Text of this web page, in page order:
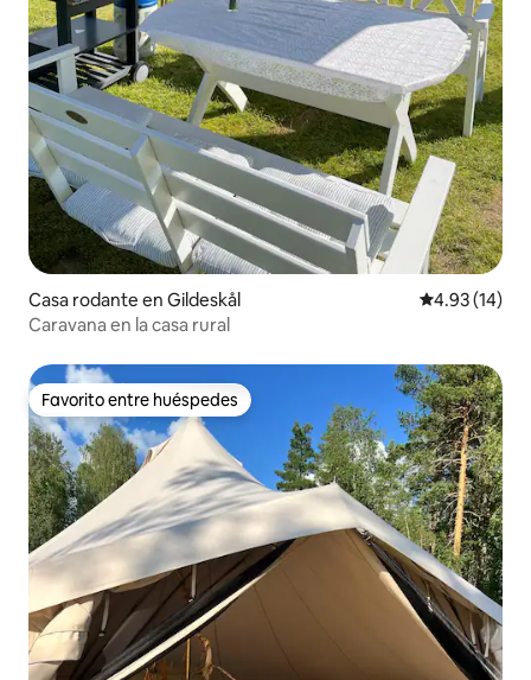
Casa rodante en Gildeskål Calificación
4.93 (14)
Caravana en la casa rural
Favorito entre huéspedes
Favorito entre huéspedes